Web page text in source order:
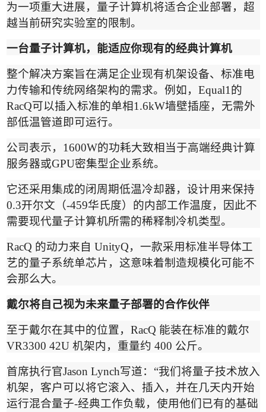
为一项重大进展，量子计算机将适合企业部署，超
越当前研究实验室的限制。
一台量子计算机，能适应你现有的经典计算机
整个解决方案旨在满足企业现有机架设备、标准电
力传输和传统网络架构的需求。例如， Equal1的
RacQ可以插入标准的单相1.6kW墙壁插座，无需外
部低温管道即可运行。
公司表示， 1600W的功耗大致相当于高端经典计算
服务器或GPU密集型企业系统。
它还采用集成的闭周期低温冷却器，设计用来保持
0.3开尔文（-459华氏度）的内部工作温度，因此不
需要现代量子计算机所需的稀释制冷机类型。
RacQ 的动力来自 UnityQ，一款采用标准半导体工
艺的量子系统单芯片，这意味着制造规模化可能不
会那么大。
戴尔将自己视为未来量子部署的合作伙伴
至于戴尔在其中的位置， RacQ 能装在标准的戴尔
VR3300 42U 机架内，重量约 400 公斤。
首席执行官Jason Lynch写道： “我们将量子技术放入
机架，客户可以将它滚入、插入，并在几天内开始
运行混合量子-经典工作负载，使用他们已有的基础